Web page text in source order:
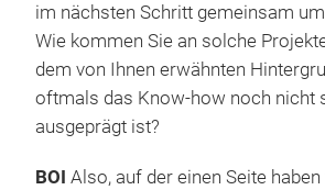
im nächsten Schritt gemeinsam
Wie kommen Sie an solche
dem von Ihnen erwähnten
oftmals das Know-how noch nicht
ausgeprägt ist?
BOI Also, auf der einen Seite